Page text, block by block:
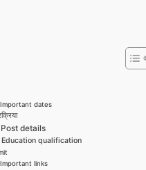
dates
details
qualification
links